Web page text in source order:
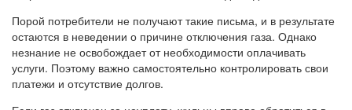
Порой потребители не получают такие письма, и в результате
остаются в неведении о причине отключения газа. Однако
незнание не освобождает от необходимости оплачивать
услуги. Поэтому важно самостоятельно контролировать свои
платежи и отсутствие долгов.